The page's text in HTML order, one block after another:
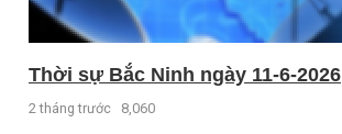
Thời sự Bắc Ninh ngày 11-6-2026
2 tháng trước 8,060